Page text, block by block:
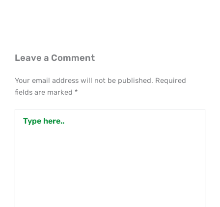
Leave a Comment
Your email address will not be published. Required
fields are marked *
here..